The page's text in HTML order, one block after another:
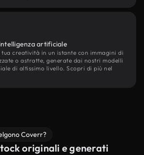
artificiale
creatività in un istante con immagini di
o astratte, generate dai nostri modelli
di altissimo livello. Scopri di più nel
Coverr?
originali e generati